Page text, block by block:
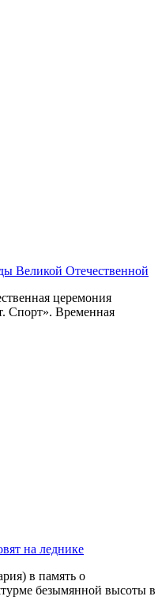
Великой Отечественной
церемония
Спорт». Временная
на леднике
в память о
безымянной высоты в